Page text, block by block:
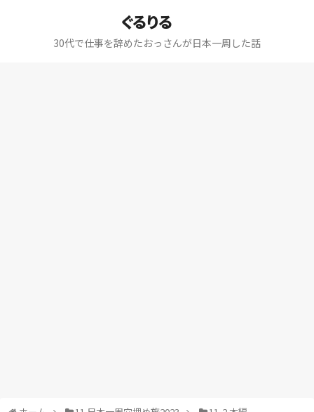
ぐるりる
30代で仕事を辞めたおっさんが日本一周した話